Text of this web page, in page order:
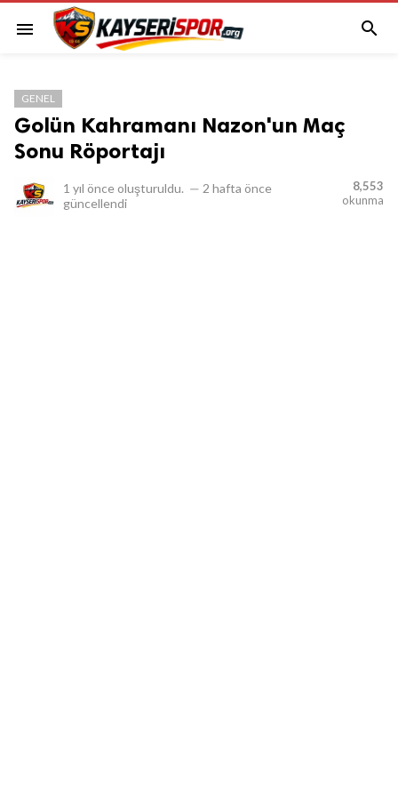
menu 
GENEL
Golün Kahramanı Nazon'un Maç
Sonu Röportajı
1 yıl önce oluşturuldu. — 2 hafta önce
güncellendi
8,553
okunma